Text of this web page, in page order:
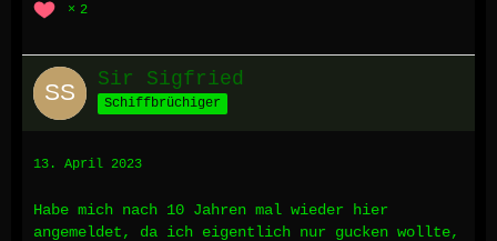
2
Sir Sigfried
Schiffbrüchiger
13. April 2023
Habe mich nach 10 Jahren mal wieder hier
angemeldet, da ich eigentlich nur gucken wollte,